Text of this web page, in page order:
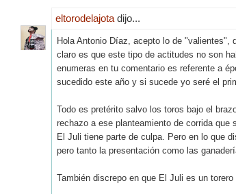
eltorodelajota dijo...
Hola Antonio Díaz, acepto lo de "valientes",
claro es que este tipo de actitudes no son
enumeras en tu comentario es referente a
sucedido este año y si sucede yo seré el
Todo es pretérito salvo los toros bajo el
rechazo a ese planteamiento de corrida que
El Juli tiene parte de culpa. Pero en lo que
pero tanto la presentación como las
También discrepo en que El Juli es un